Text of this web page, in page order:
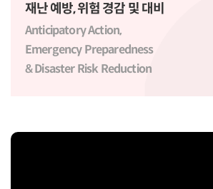
재난 예방, 위험 경감 및 대비
Anticipatory Action,
Emergency Preparedness
& Disaster Risk Reduction